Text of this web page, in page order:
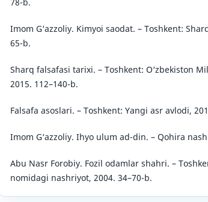
Imom G‘azzoliy. Kimyoi saodat. – Toshkent:
65-b.
Sharq falsafasi tarixi. – Toshkent: O‘zbekiston
2015. 112–140-b.
Falsafa asoslari. – Toshkent: Yangi asr avlodi,
Imom G‘azzoliy. Ihyo ulum ad-din. – Qohira
Abu Nasr Forobiy. Fozil odamlar shahri. –
nomidagi nashriyot, 2004. 34–70-b.